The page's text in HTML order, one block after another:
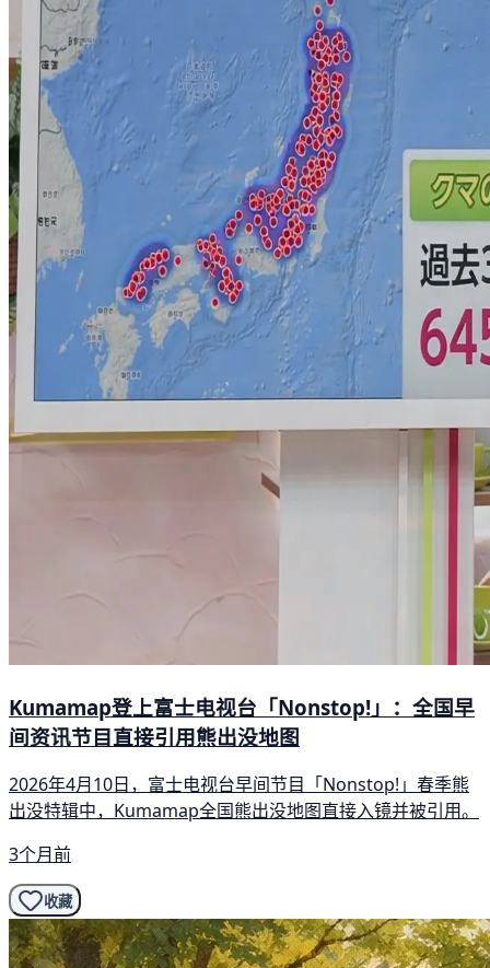
Kumamap登上富士电视台「Nonstop!」：全国早
间资讯节目直接引用熊出没地图
2026年4月10日，富士电视台早间节目「Nonstop!」春季熊
出没特辑中，Kumamap全国熊出没地图直接入镜并被引用。
3个月前
收藏